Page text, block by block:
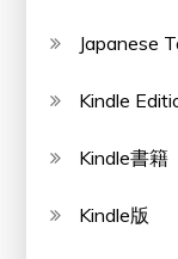
Japanese
Kindle
Kindle書籍
Kindle版